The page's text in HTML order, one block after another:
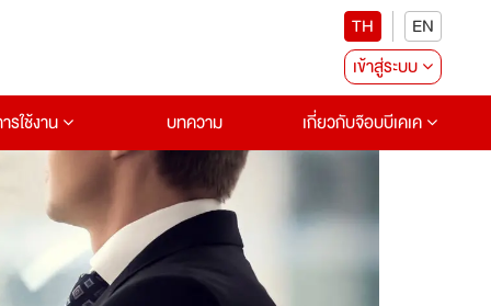
TH
EN
เข้าสู่ระบบ
รใช้งาน บทความ เกี่ยวกับจ๊อบบีเคเค